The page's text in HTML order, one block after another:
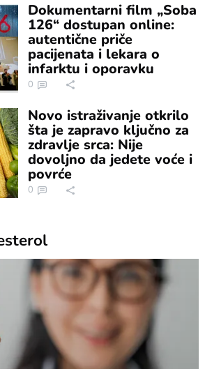
Dokumentarni film „Soba
126“ dostupan online:
autentične priče
pacijenata i lekara o
infarktu i oporavku
0
Novo istraživanje otkrilo
šta je zapravo ključno za
zdravlje srca: Nije
dovoljno da jedete voće i
povrće
0